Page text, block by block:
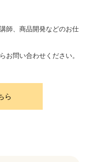
師、商品開発などのお仕
お問い合わせください。
ら